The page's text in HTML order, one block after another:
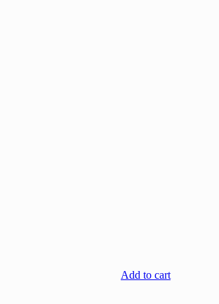
Add to cart